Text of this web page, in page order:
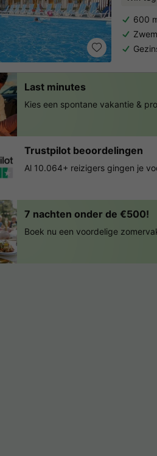
600
Last minutes
Kies een spontane vakantie &
Trustpilot beoordelingen
Al 10.064+ reizigers gingen je
7 nachten onder de €500!
Boek nu een voordelige